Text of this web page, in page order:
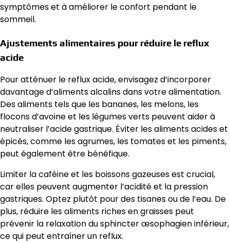
symptômes et à améliorer le confort pendant le
sommeil.
Ajustements alimentaires pour réduire le reflux
acide
Pour atténuer le reflux acide, envisagez d’incorporer
davantage d’aliments alcalins dans votre alimentation.
Des aliments tels que les bananes, les melons, les
flocons d’avoine et les légumes verts peuvent aider à
neutraliser l’acide gastrique. Éviter les aliments acides et
épicés, comme les agrumes, les tomates et les piments,
peut également être bénéfique.
Limiter la caféine et les boissons gazeuses est crucial,
car elles peuvent augmenter l’acidité et la pression
gastriques. Optez plutôt pour des tisanes ou de l’eau. De
plus, réduire les aliments riches en graisses peut
prévenir la relaxation du sphincter œsophagien inférieur,
ce qui peut entraîner un reflux.